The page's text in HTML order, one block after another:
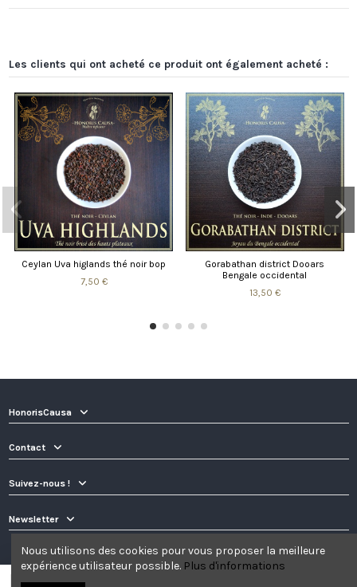
Les clients qui ont acheté ce produit ont également acheté :
Gorabathan district Dooars
Infusion détox
9,50 €
HonorisCausa
Contact
Suivez-nous !
Newsletter
Nous utilisons des cookies pour vous proposer la meilleure
expérience utilisateur possible. Plus d'informations